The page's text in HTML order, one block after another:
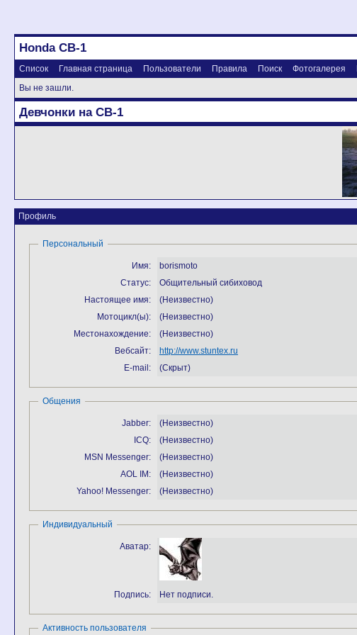
Honda CB-1
Список Главная страница Пользователи Правила Поиск Фотогалерея
Вы не зашли.
Девчонки на CB-1
Профиль
Персональный
Имя:
borismoto
Статус:
Общительный сибиховод
Настоящее имя:
(Неизвестно)
Мотоцикл(ы):
(Неизвестно)
Местонахождение:
(Неизвестно)
Вебсайт:
http://www.stuntex.ru
E-mail:
(Скрыт)
Общения
Jabber:
(Неизвестно)
ICQ:
(Неизвестно)
MSN Messenger:
(Неизвестно)
AOL IM:
(Неизвестно)
Yahoo! Messenger:
(Неизвестно)
Индивидуальный
Аватар:
Подпись: Нет подписи.
Активность пользователя